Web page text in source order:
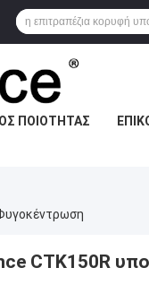
ΠΟΙΌΤΗΤΑΣ
CTK150R